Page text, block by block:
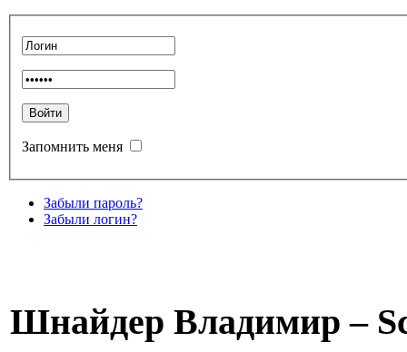
Запомнить меня
Забыли пароль?
Забыли логин?
Шнайдер Владимир –